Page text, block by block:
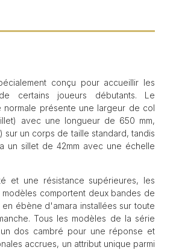
conçu pour accueillir les
certains joueurs débutants. Le
normale présente une largeur de col
avec une longueur de 650 mm,
sur un corps de taille standard, tandis
un sillet de 42mm avec une échelle
et une résistance supérieures, les
comportent deux bandes de
ébène d'amara installées sur toute
Tous les modèles de la série
dos cambré pour une réponse et
accrues, un attribut unique parmi